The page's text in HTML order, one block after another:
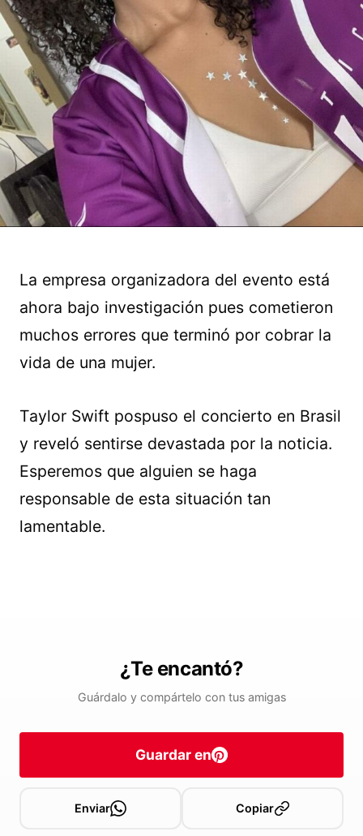
La empresa organizadora del evento está
ahora bajo investigación pues cometieron
muchos errores que terminó por cobrar la
vida de una mujer.
Taylor Swift pospuso el concierto en Brasil
y reveló sentirse devastada por la noticia.
Esperemos que alguien se haga
responsable de esta situación tan
lamentable.
¿Te encantó?
Guárdalo y compártelo con tus amigas
Guardar en
Enviar Copiar